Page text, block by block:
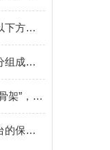
耐压爆破试验台的维护保养可从以下方面进行
耐压爆破试验台其是由哪几大部分组成的呢？
耐压爆破试验台：拆开它的“硬核骨架”，核心组成全解析
别等故障才后悔！耐压爆破试验台的保养要点，现在知道还不晚